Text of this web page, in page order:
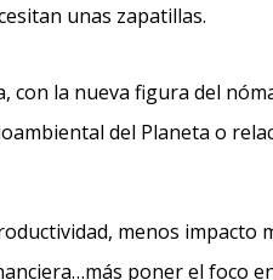
unas zapatillas.
con la nueva figura del
del Planeta o
menos impacto
poner el foco